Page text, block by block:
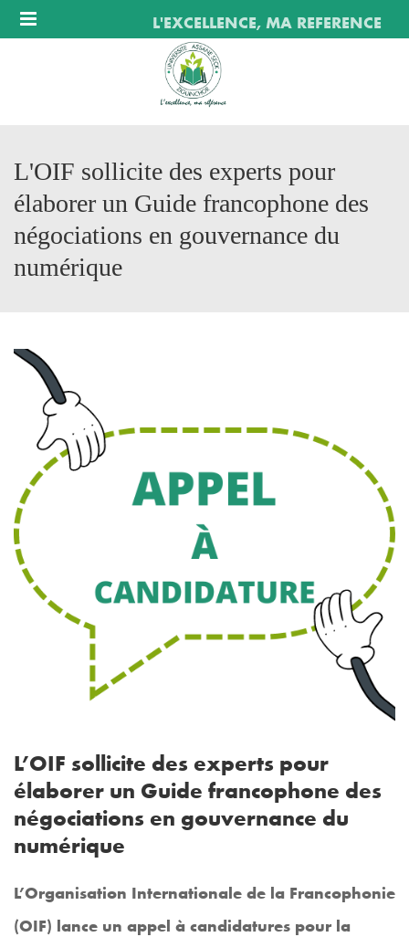
Menu L'EXCELLENCE, MA REFERENCE
L'OIF sollicite des experts pour
élaborer un Guide francophone des
négociations en gouvernance du
numérique
L’OIF sollicite des experts pour
élaborer un Guide francophone des
négociations en gouvernance du
numérique
L’Organisation Internationale de la Francophonie
(OIF) lance un appel à candidatures pour la